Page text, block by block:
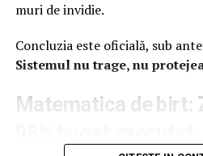
înZiarul Incisiv de Prahova.
ARTICOLE PE ACEIASI TEMA:
muri de invidie.
Concluzia este oficială, sub
Sistemul nu trage, nu
Matematica de birt: